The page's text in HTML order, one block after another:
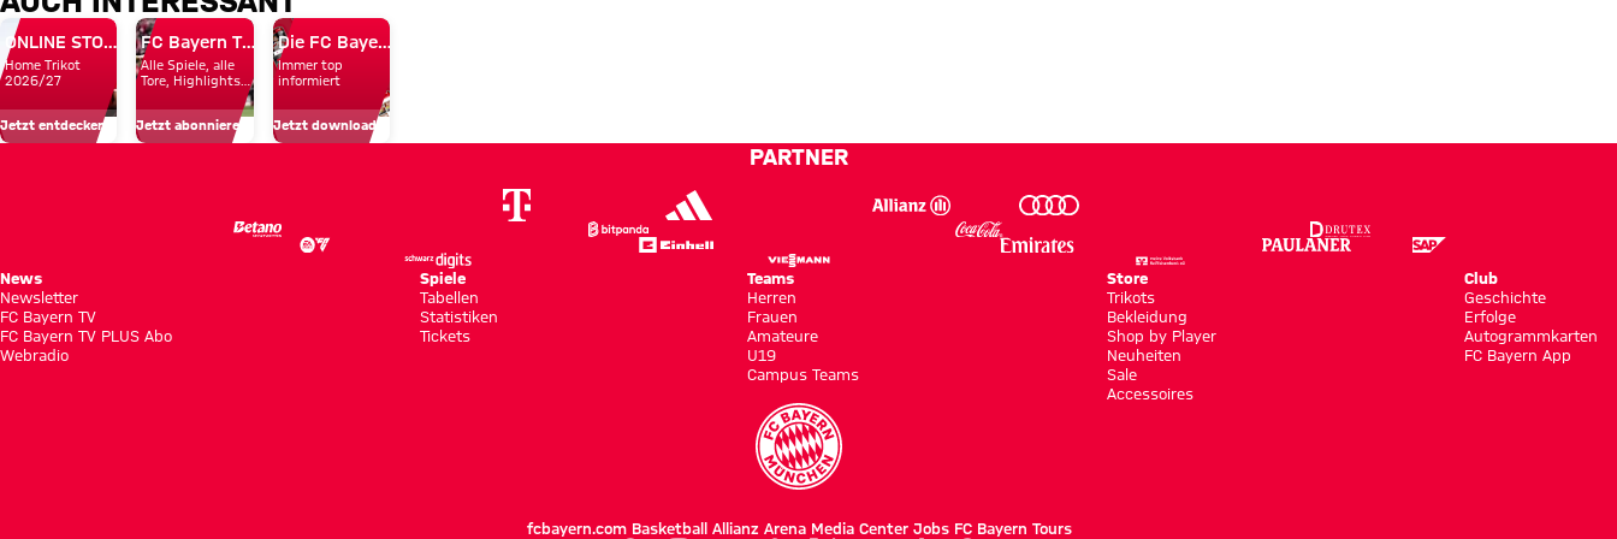
des FC
Bayern
in
Hongkong
rund
um
unsere
Profis
Top-
Villa
ONLINE STORE
Home Trikot
2026/27
Jetzt entdecken
FC Bayern TV PLUS
Alle Spiele, alle
Tore, Highlights
Jetzt abonnieren!
Die FC Bayern Apps
Immer top
informiert
Jetzt downloaden!
PARTNER
News
Newsletter
FC Bayern TV
FC Bayern TV PLUS Abo
Webradio
Spiele
Tabellen
Statistiken
Tickets
Teams
Herren
Frauen
Amateure
U19
Campus Teams
Store
Trikots
Bekleidung
Shop by Player
Neuheiten
Sale
Accessoires
Club
Geschichte
Erfolge
Autogrammkarten
FC Bayern App
fcbayern.com Basketball Allianz Arena Media Center Jobs FC Bayern Tours